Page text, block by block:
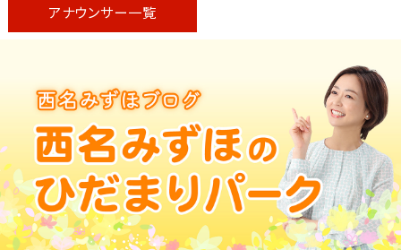
アナウンサー一覧